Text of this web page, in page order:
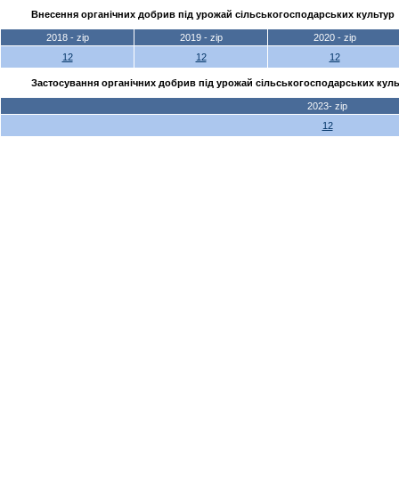
Внесення органічних добрив під урожай сільськогосподарських культур
2018 - zip 2019 - zip
2020 - zip
12
12 12
Застосування органічних добрив під урожай сільськогосподарських
2023- zip
12